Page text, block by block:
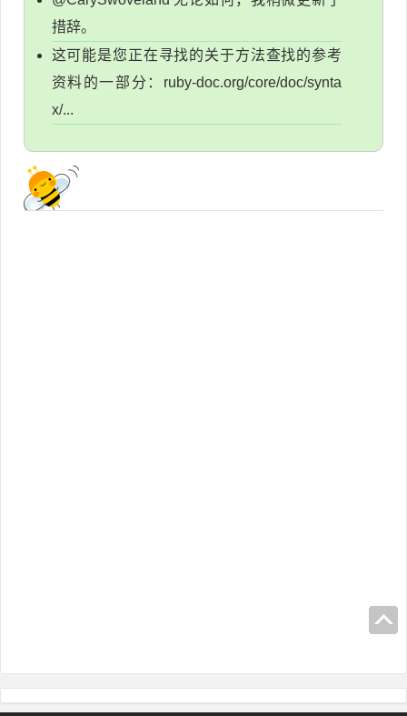
措辞。
这可能是您正在寻找的关于方法查找的参考
资料的一部分：ruby-doc.org/core/doc/synta
x/...